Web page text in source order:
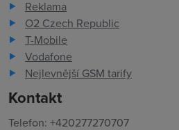
Reklama
O2 Czech Republic
T-Mobile
Vodafone
Nejlevnější GSM tarify
Kontakt
Telefon: +420277270707